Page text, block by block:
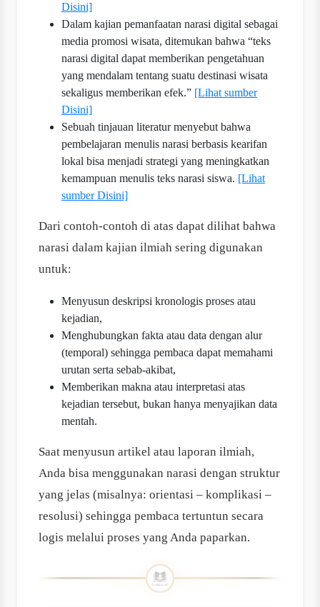
Disini]
Dalam kajian pemanfaatan narasi digital sebagai
media promosi wisata, ditemukan bahwa “teks
narasi digital dapat memberikan pengetahuan
yang mendalam tentang suatu destinasi wisata
sekaligus memberikan efek.” [Lihat sumber
Disini]
Sebuah tinjauan literatur menyebut bahwa
pembelajaran menulis narasi berbasis kearifan
lokal bisa menjadi strategi yang meningkatkan
kemampuan menulis teks narasi siswa. [Lihat
sumber Disini]
Dari contoh-contoh di atas dapat dilihat bahwa
narasi dalam kajian ilmiah sering digunakan
untuk:
Menyusun deskripsi kronologis proses atau
kejadian,
Menghubungkan fakta atau data dengan alur
(temporal) sehingga pembaca dapat memahami
urutan serta sebab-akibat,
Memberikan makna atau interpretasi atas
kejadian tersebut, bukan hanya menyajikan data
mentah.
Saat menyusun artikel atau laporan ilmiah,
Anda bisa menggunakan narasi dengan struktur
yang jelas (misalnya: orientasi – komplikasi –
resolusi) sehingga pembaca tertuntun secara
logis melalui proses yang Anda paparkan.